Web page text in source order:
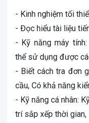
- Kinh nghiệm tối
- Đọc hiểu tài liệu
- Kỹ năng máy
thể sử dụng được
- Biết cách tra đơn
cầu, Có khả năng
- Kỹ năng cá nhân:
trí sắp xếp thời gian,